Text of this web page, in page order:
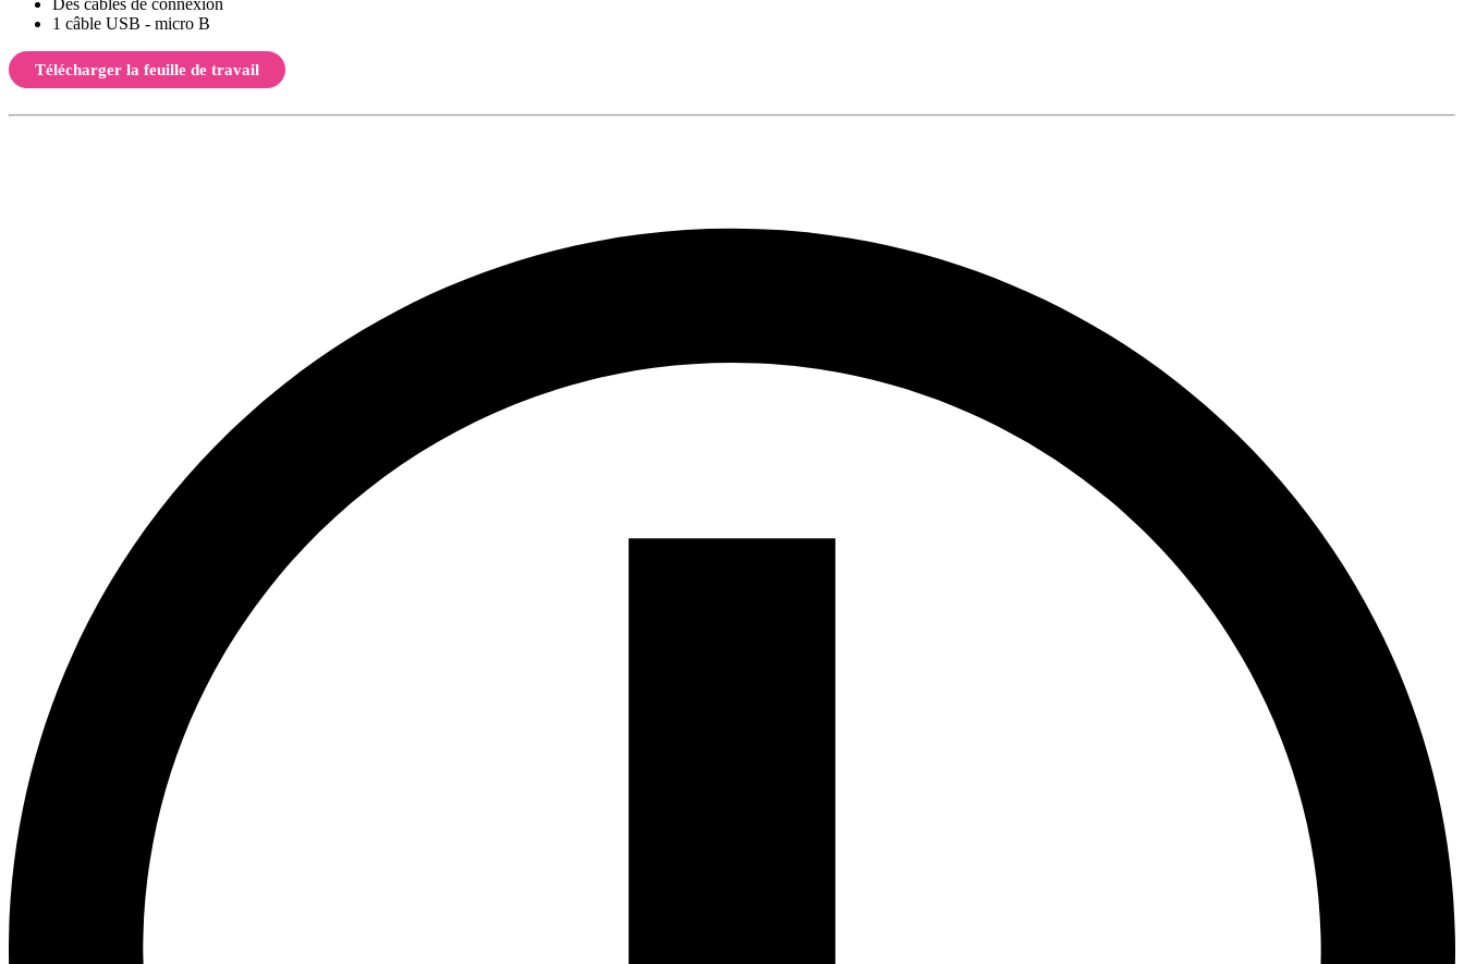
1 câble USB - micro B
Télécharger la feuille de travail